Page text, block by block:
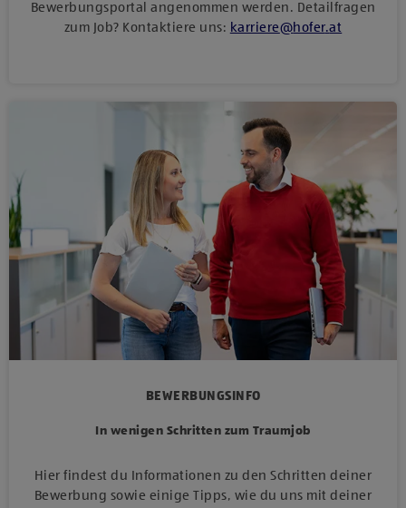
Bewerbungsportal angenommen werden. Detailfragen
zum Job? Kontaktiere uns: karriere@hofer.at
BEWERBUNGSINFO
In wenigen Schritten zum Traumjob
Hier findest du Informationen zu den Schritten deiner
Bewerbung sowie einige Tipps, wie du uns mit deiner